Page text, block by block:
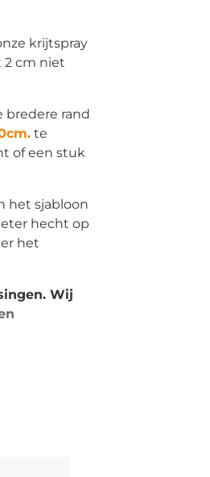
krijtspray
2 cm niet
bredere rand
te
of een stuk
het sjabloon
hecht op
het
Wij